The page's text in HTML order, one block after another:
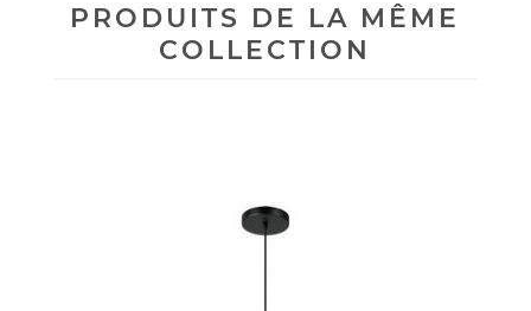
PRODUITS DE LA MÊME
COLLECTION